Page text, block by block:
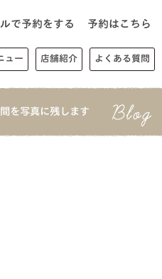
予約はこちら
ュー 店舗紹介 よくある質問
を写真に残します